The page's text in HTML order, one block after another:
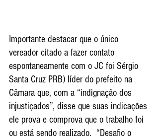
Importante destacar que o único
vereador citado a fazer contato
espontaneamente com o JC foi Sérgio
Santa Cruz PRB) líder do prefeito na
Câmara que, com a “indignação dos
injustiçados”, disse que suas indicações
ele prova e comprova que o trabalho foi
ou está sendo realizado.  “Desafio o